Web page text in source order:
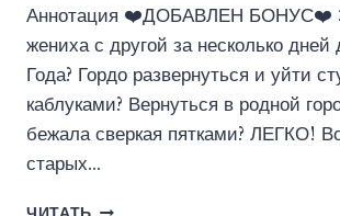
Аннотация ❤️ДОБАВЛЕН БОНУС❤️
жениха с другой за несколько дней
Года? Гордо развернуться и уйти
каблуками? Вернуться в родной
бежала сверкая пятками? ЛЕГКО!
старых…
ИХ